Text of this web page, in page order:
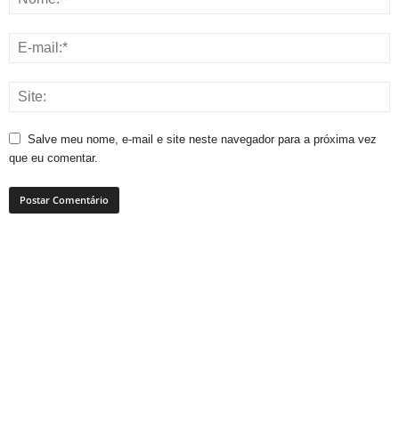
Salve meu nome, e-mail e site neste navegador para a próxima vez
que eu comentar.